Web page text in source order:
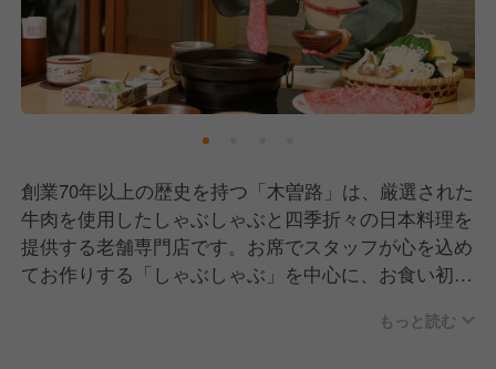
創業70年以上の歴史を持つ「木曽路」は、厳選された
牛肉を使用したしゃぶしゃぶと四季折々の日本料理を
提供する老舗専門店です。お席でスタッフが心を込め
てお作りする「しゃぶしゃぶ」を中心に、お食い初め
もっと読む